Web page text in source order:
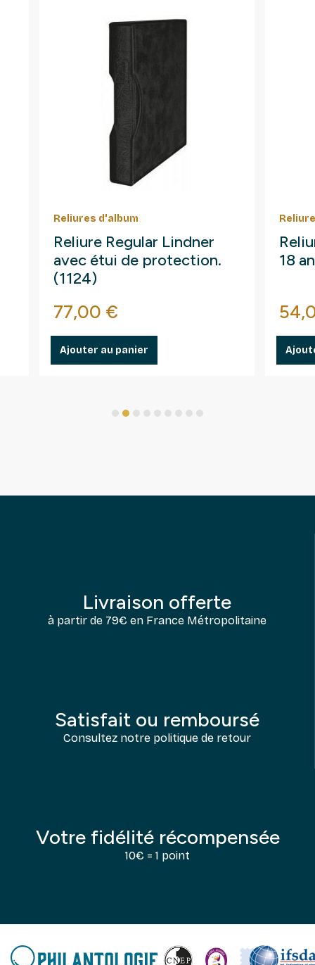
Reliures d'album
Reliure Regular Lindner
avec étui de protection.
(1124)
Prix
77,00 €
Ajouter au panier
18
Prix
Livraison offerte
à partir de 79€ en France Métropolitaine
Satisfait ou remboursé
Consultez notre politique de retour
Votre fidélité récompensée
10€ = 1 point